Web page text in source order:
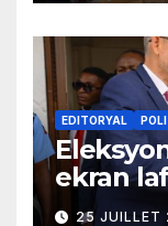
EDITORYAL
ekran
echèk
25 JUILLET